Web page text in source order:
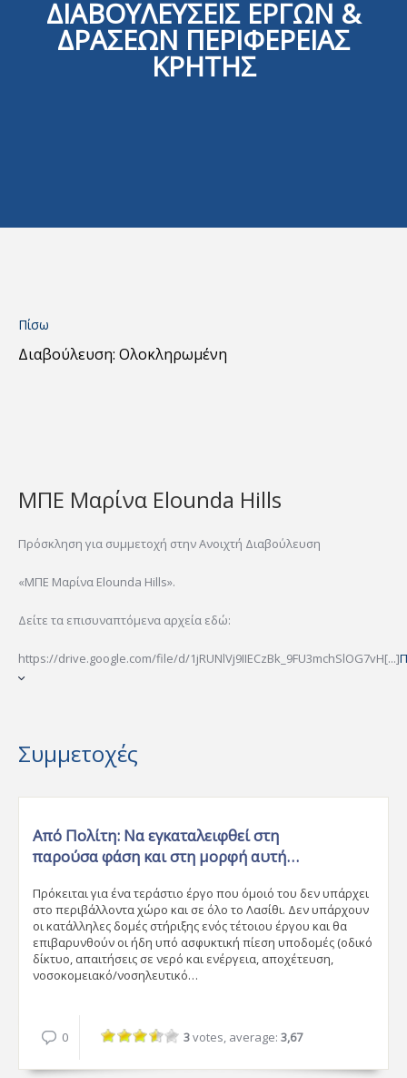
ΔΙΑΒΟΥΛΕΥΣΕΙΣ ΕΡΓΩΝ &
ΔΡΑΣΕΩΝ ΠΕΡΙΦΕΡΕΙΑΣ
ΚΡΗΤΗΣ
Πίσω
Διαβούλευση: Ολοκληρωμένη
ΜΠΕ Μαρίνα Elounda Hills
Πρόσκληση για συμμετοχή στην Ανοιχτή Διαβούλευση
«ΜΠΕ Μαρίνα Elounda Hills».
Δείτε τα επισυναπτόμενα αρχεία εδώ:
https://drive.google.com/file/d/1jRUNlVj9IIECzBk_9FU3mchSlOG7vH[...]
Συμμετοχές
Από Πολίτη: Nα εγκαταλειφθεί στη
παρούσα φάση και στη μορφή αυτή…
Πρόκειται για ένα τεράστιο έργο που όμοιό του δεν υπάρχει
στο περιβάλλοντα χώρο και σε όλο το Λασίθι. Δεν υπάρχουν
οι κατάλληλες δομές στήριξης ενός τέτοιου έργου και θα
επιβαρυνθούν οι ήδη υπό ασφυκτική πίεση υποδομές (οδικό
δίκτυο, απαιτήσεις σε νερό και ενέργεια, αποχέτευση,
νοσοκομειακό/νοσηλευτικό…
0 3votes, average: 3,67